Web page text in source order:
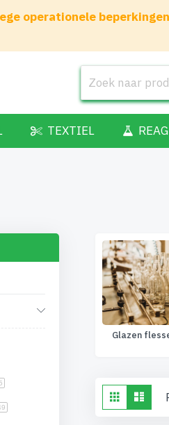
operationele
TEXTIEL
Glazen
Tonen
als
Foto-
tabel
Lijst